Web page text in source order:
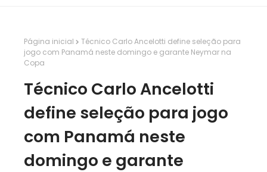
Página inicial
Técnico Carlo Ancelotti define seleção para
jogo com Panamá neste domingo e garante Neymar na
Copa
Técnico Carlo Ancelotti
define seleção para jogo
com Panamá neste
domingo e garante